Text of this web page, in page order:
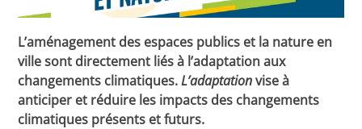
L’aménagement des espaces publics et la nature en
ville sont directement liés à l’adaptation aux
changements climatiques.L’adaptationvise à
anticiper et réduire les impacts des changements
climatiques présents et futurs.